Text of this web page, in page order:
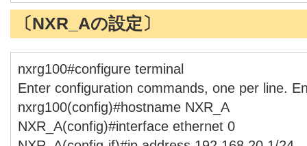
〔NXR_Aの設定〕
nxrg100#configure terminal
Enter configuration commands, one per line.
nxrg100(config)#hostname NXR_A
NXR_A(config)#interface ethernet 0